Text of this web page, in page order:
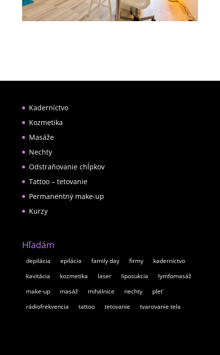
Kaderníctvo
Kozmetika
Masáže
Nechty
Odstraňovanie chĺpkov
Tattoo – tetovanie
Permanentný make-up
Kurzy
Hľadám
depilácia epilácia family day firmy
kaderníctvo
kavitácia
kozmetika laser liposukcia
lymfomasáž
make-up
masáž mihálnice nechty
pleť
rádiofrekvencia
tattoo tetovanie tvarovanie tela